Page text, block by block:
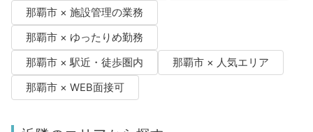
那覇市 × 施設管理の業務
那覇市 × ゆったりめ勤務
那覇市 × 駅近・徒歩圏内
那覇市 × 人気エリア
那覇市 × WEB面接可